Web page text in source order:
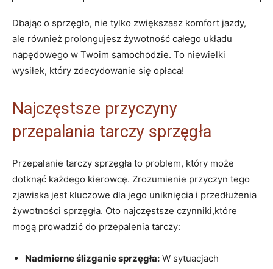
Dbając o sprzęgło, nie tylko zwiększasz komfort​ jazdy,
ale również prolongujesz⁣ żywotność⁣ całego układu
napędowego w Twoim samochodzie. To niewielki
wysiłek, który zdecydowanie się ⁤opłaca!
Najczęstsze⁢ przyczyny
przepalania tarczy sprzęgła
Przepalanie tarczy sprzęgła to problem,⁢ który ​może
dotknąć ⁣każdego kierowcę. Zrozumienie ⁢przyczyn‍ tego
zjawiska jest kluczowe dla jego uniknięcia i przedłużenia
żywotności sprzęgła. ⁣Oto najczęstsze czynniki,które‍
mogą prowadzić do przepalenia tarczy:
Nadmierne ‌ślizganie sprzęgła: W⁤ sytuacjach